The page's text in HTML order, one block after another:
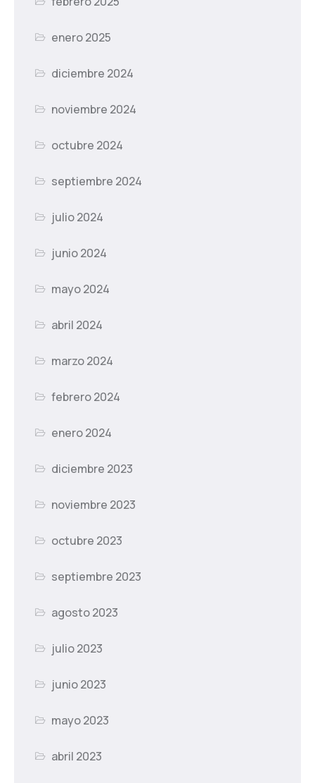
enero 2025
diciembre 2024
noviembre 2024
octubre 2024
septiembre 2024
julio 2024
junio 2024
mayo 2024
abril 2024
marzo 2024
febrero 2024
enero 2024
diciembre 2023
noviembre 2023
octubre 2023
septiembre 2023
agosto 2023
julio 2023
junio 2023
mayo 2023
abril 2023